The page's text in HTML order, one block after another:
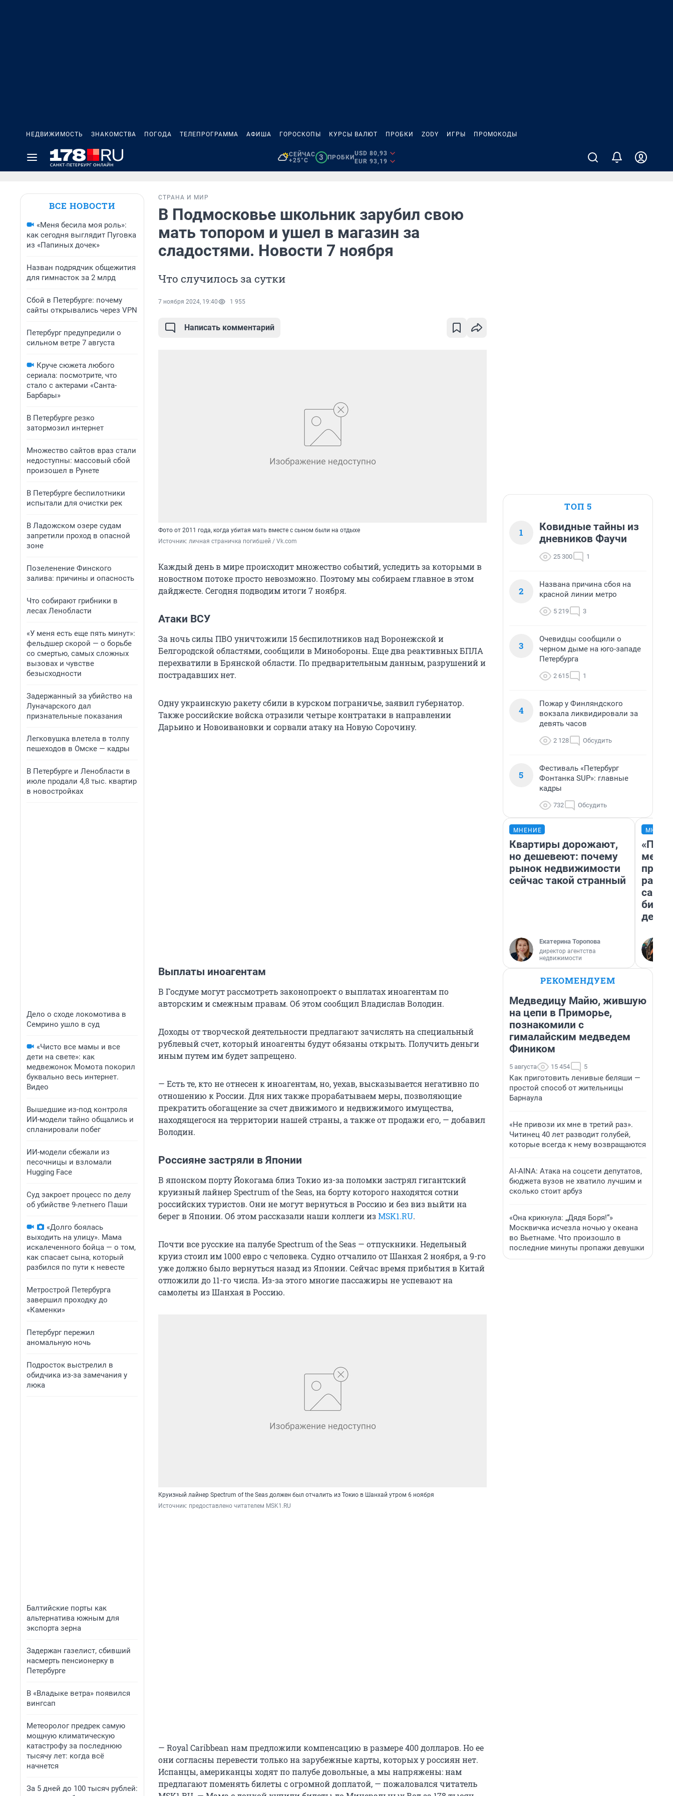
НЕДВИЖИМОСТЬ ЗНАКОМСТВА ПОГОДА ТЕЛЕПРОГРАММА АФИША ГОРОСКОПЫ КУРСЫ ВАЛЮТ ПРОБКИ ZODY ИГРЫ ПРОМОКОДЫ
СЕЙЧАС
+25°C
3 ПРОБКИ
USD 80,93
EUR 93,19
ВСЕ НОВОСТИ
«Меня бесила моя роль»:
как сегодня выглядит Пуговка
из «Папиных дочек»
Назван подрядчик общежития
для гимнасток за 2 млрд
Сбой в Петербурге: почему
сайты открывались через VPN
Петербург предупредили о
сильном ветре 7 августа
Круче сюжета любого
сериала: посмотрите, что
стало с актерами «Санта-
Барбары»
В Петербурге резко
затормозил интернет
Множество сайтов враз стали
недоступны: массовый сбой
произошел в Рунете
В Петербурге беспилотники
испытали для очистки рек
В Ладожском озере судам
запретили проход в опасной
зоне
Позеленение Финского
залива: причины и опасность
Что собирают грибники в
лесах Ленобласти
«У меня есть еще пять минут»:
фельдшер скорой — о борьбе
со смертью, самых сложных
вызовах и чувстве
безысходности
Задержанный за убийство на
Луначарского дал
признательные показания
Легковушка влетела в толпу
пешеходов в Омске — кадры
В Петербурге и Ленобласти в
июле продали 4,8 тыс. квартир
в новостройках
Дело о сходе локомотива в
Семрино ушло в суд
«Чисто все мамы и все
дети на свете»: как
медвежонок Момота покорил
буквально весь интернет.
Видео
Вышедшие из-под контроля
ИИ-модели тайно общались и
спланировали побег
ИИ-модели сбежали из
песочницы и взломали
Hugging Face
Суд закроет процесс по делу
об убийстве 9-летнего Паши
«Долго боялась
выходить на улицу». Мама
искалеченного бойца — о том,
как спасает сына, который
разбился по пути к невесте
Метрострой Петербурга
завершил проходку до
«Каменки»
Петербург пережил
аномальную ночь
Подросток выстрелил в
обидчика из-за замечания у
люка
Балтийские порты как
альтернатива южным для
экспорта зерна
Задержан газелист, сбивший
насмерть пенсионерку в
Петербурге
В «Владыке ветра» появился
вингсап
Метеоролог предрек самую
мощную климатическую
катастрофу за последнюю
тысячу лет: когда всё
начнется
За 5 дней до 100 тысяч рублей:
СТРАНА И МИР
В Подмосковье школьник зарубил свою
мать топором и ушел в магазин за
сладостями. Новости 7 ноября
Что случилось за сутки
7 ноября 2024, 19:40 1 955
Написать комментарий
Фото от 2011 года, когда убитая мать вместе с сыном были на отдыхе
Источник: личная страничка погибшей / Vk.com
Каждый день в мире происходит множество событий, уследить за которыми в
новостном потоке просто невозможно. Поэтому мы собираем главное в этом
дайджесте. Сегодня подводим итоги 7 ноября.
Атаки ВСУ
За ночь силы ПВО уничтожили 15 беспилотников над Воронежской и
Белгородской областями, сообщили в Минобороны. Еще два реактивных БПЛА
перехватили в Брянской области. По предварительным данным, разрушений и
пострадавших нет.
Одну украинскую ракету сбили в курском пограничье, заявил губернатор.
Также российские войска отразили четыре контратаки в направлении
Дарьино и Новоивановки и сорвали атаку на Новую Сорочину.
Выплаты иноагентам
В Госдуме могут рассмотреть законопроект о выплатах иноагентам по
авторским и смежным правам. Об этом сообщил Владислав Володин.
Доходы от творческой деятельности предлагают зачислять на специальный
рублевый счет, который иноагенты будут обязаны открыть. Получить деньги
иным путем им будет запрещено.
— Есть те, кто не отнесен к иноагентам, но, уехав, высказывается негативно по
отношению к России. Для них также прорабатываем меры, позволяющие
прекратить обогащение за счет движимого и недвижимого имущества,
находящегося на территории нашей страны, а также от продажи его, — добавил
Володин.
Россияне застряли в Японии
В японском порту Йокогама близ Токио из-за поломки застрял гигантский
круизный лайнер Spectrum of the Seas, на борту которого находятся сотни
российских туристов. Они не могут вернуться в Россию и без виз выйти на
берег в Японии. Об этом рассказали наши коллеги изMSK1.RU.
Почти все русские на палубе Spectrum of the Seas — отпускники. Недельный
круиз стоил им 1000 евро с человека. Судно отчалило от Шанхая 2 ноября, а 9-го
уже должно было вернуться назад из Японии. Сейчас время прибытия в Китай
отложили до 11-го числа. Из-за этого многие пассажиры не успевают на
самолеты из Шанхая в Россию.
Круизный лайнер Spectrum of the Seas должен был отчалить из Токио в Шанхай утром 6 ноября
Источник: предоставлено читателем MSK1.RU
— Royal Caribbean нам предложили компенсацию в размере 400 долларов. Но ее
они согласны перевести только на зарубежные карты, которых у россиян нет.
Испанцы, американцы ходят по палубе довольные, а мы напряжены: нам
предлагают поменять билеты с огромной доплатой, — пожаловался читатель
ТОП 5
1
Ковидные тайны из
дневников Фаучи
25 300 1
2
Названа причина сбоя на
красной линии метро
5 219 3
3
Очевидцы сообщили о
черном дыме на юго-западе
Петербурга
2 615 1
4
Пожар у Финляндского
вокзала ликвидировали за
девять часов
2 128 Обсудить
5
Фестиваль «Петербург
Фонтанка SUP»: главные
кадры
732 Обсудить
МНЕНИЕ
Квартиры дорожают,
но дешевеют: почему
рынок недвижимости
сейчас такой странный
Екатерина Торопова
директор агентства
недвижимости
РЕКОМЕНДУЕМ
Медведицу Майю, жившую
на цепи в Приморье,
познакомили с
гималайским медведем
Фиником
5 августа 15 454 5
Как приготовить ленивые беляши —
простой способ от жительницы
Барнаула
«Не привози их мне в третий раз».
Читинец 40 лет разводит голубей,
которые всегда к нему возвращаются
AI-AINA: Атака на соцсети депутатов,
бюджета вузов не хватило лучшим и
сколько стоит арбуз
«Она крикнула: „Дядя Боря!“»
Москвичка исчезла ночью у океана
во Вьетнаме. Что произошло в
последние минуты пропажи девушки